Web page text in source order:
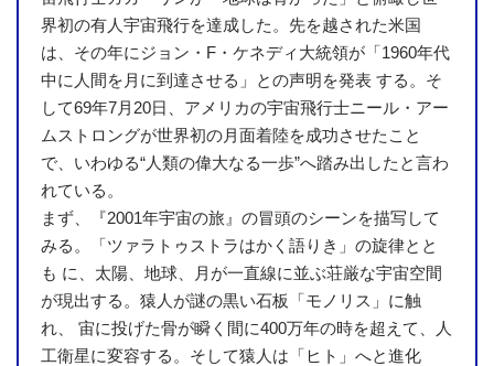
界初の有人宇宙飛行を達成した。先を越された米国
は、その年にジョン・F・ケネディ大統領が「1960年代
中に人間を月に到達させる」との声明を発表 する。そ
して69年7月20日、アメリカの宇宙飛行士ニール・アー
ムストロングが世界初の月面着陸を成功させたこと
で、いわゆる“人類の偉大なる一歩”へ踏み出したと言わ
れている。
まず、『2001年宇宙の旅』の冒頭のシーンを描写して
みる。「ツァラトゥストラはかく語りき」の旋律とと
も に、太陽、地球、月が一直線に並ぶ荘厳な宇宙空間
が現出する。猿人が謎の黒い石板「モノリス」に触
れ、 宙に投げた骨が瞬く間に400万年の時を超えて、人
工衛星に変容する。そして猿人は「ヒト」へと進化